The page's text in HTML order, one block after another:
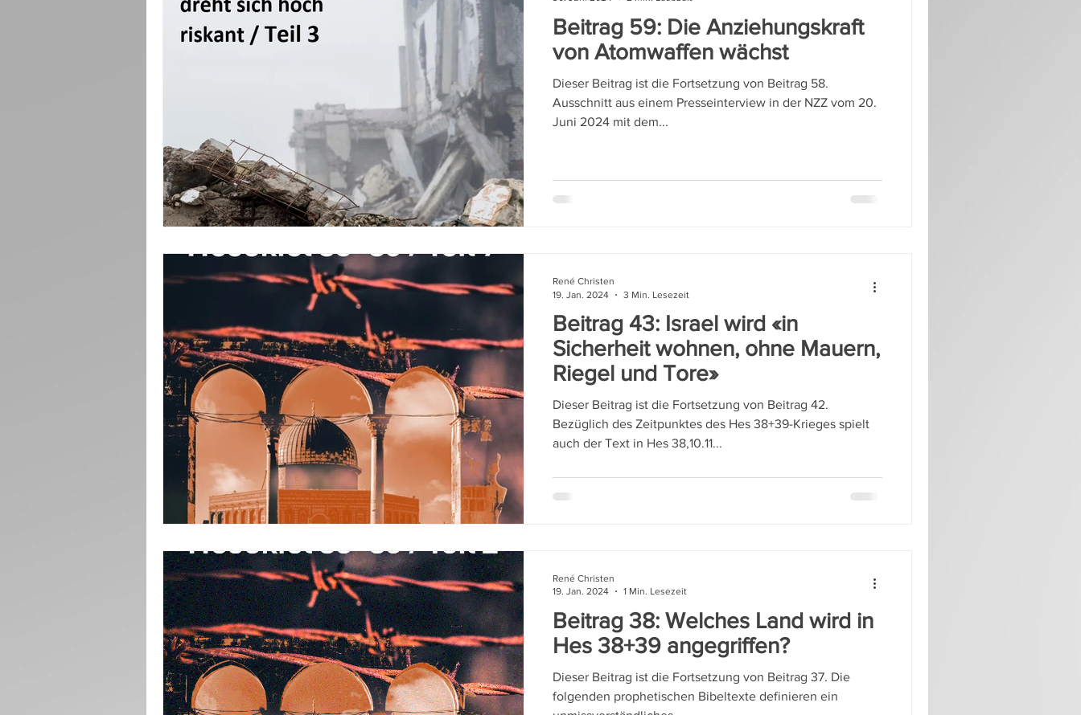
Beitrag 59: Die Anziehungskraft
von Atomwaffen wächst
Dieser Beitrag ist die Fortsetzung von Beitrag 58.
Ausschnitt aus einem Presseinterview in der NZZ vom 20.
Juni 2024 mit dem...
Beitrag 43: Israel wird «in
Sicherheit wohnen, ohne Mauern,
Riegel und Tore»
Dieser Beitrag ist die Fortsetzung von Beitrag 42.
Bezüglich des Zeitpunktes des Hes 38+39-Krieges spielt
auch der Text in Hes 38,10.11...
René Christen
19. Jan. 2024
3 Min. Lesezeit
Beitrag 38: Welches Land wird in
Hes 38+39 angegriffen?
Dieser Beitrag ist die Fortsetzung von Beitrag 37. Die
folgenden prophetischen Bibeltexte definieren ein
René Christen
19. Jan. 2024
1 Min. Lesezeit